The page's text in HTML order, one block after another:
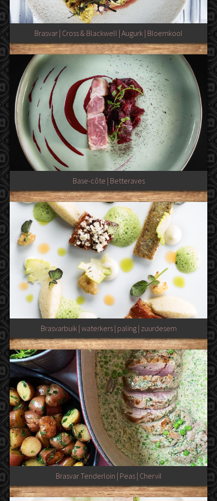
Brasvar | Cross & Blackwell | Augurk | Bloemkool
Base-côte | Betteraves
Brasvarbuik | waterkers | paling | zuurdesem
Brasvar Tenderloin | Peas | Chervil